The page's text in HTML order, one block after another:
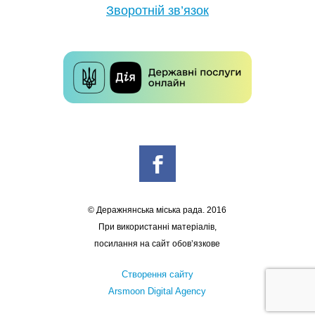
Зворотній зв’язок
© Деражнянська міська рада. 2016
При використанні матеріалів,
посилання на сайт обов’язкове
Створення сайту
Arsmoon Digital Agency